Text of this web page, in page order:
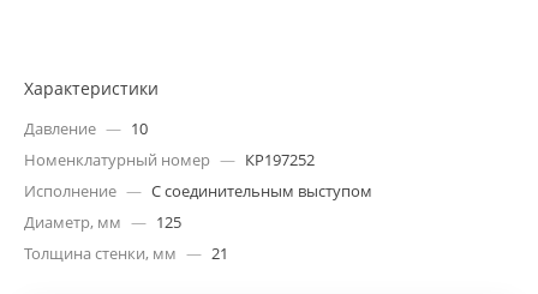
Характеристики
Давление — 10
Номенклатурный номер — КР197252
Исполнение — С соединительным выступом
Диаметр, мм — 125
Толщина стенки, мм — 21